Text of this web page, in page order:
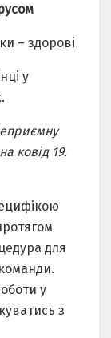
– здорові
у
ковід 19.
для
у
з